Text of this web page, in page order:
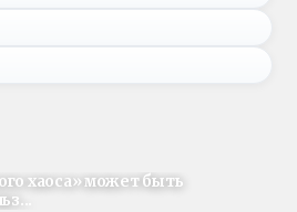
хаоса» может быть